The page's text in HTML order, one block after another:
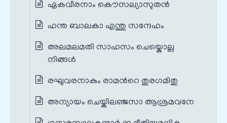
ഏകവീരനാം കൌസല്യാസുതന്‍
ഹന്ത ബാലകാ എന്തു സന്ദേഹം
അലമലമതി സാഹസം ചെയ്കൊല്ല
നിങ്ങള്‍
രഘുവരനാകും രാമന്‍റെ തുരഗമിതു
അന്യായം ചെയ്കിലഞ്ജസാ ആശ്രമവനേ